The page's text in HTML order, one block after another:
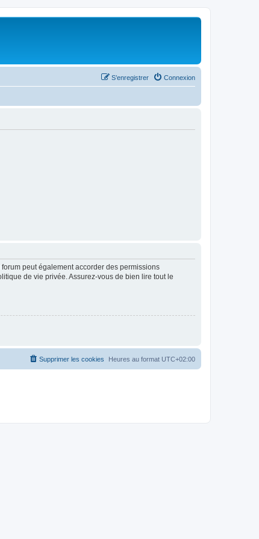
Connexion
S’enregistrer
peut également accorder des permissions
de vie privée. Assurez-vous de bien lire tout le
Heures au format UTC+02:00
Supprimer les cookies